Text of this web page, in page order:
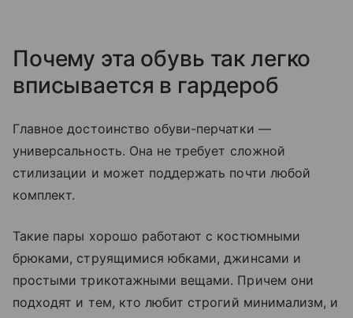
Почему эта обувь так легко
вписывается в гардероб
Главное достоинство обуви-перчатки —
универсальность. Она не требует сложной
стилизации и может поддержать почти любой
комплект.
Такие пары хорошо работают с костюмными
брюками, струящимися юбками, джинсами и
простыми трикотажными вещами. Причем они
подходят и тем, кто любит строгий минимализм, и